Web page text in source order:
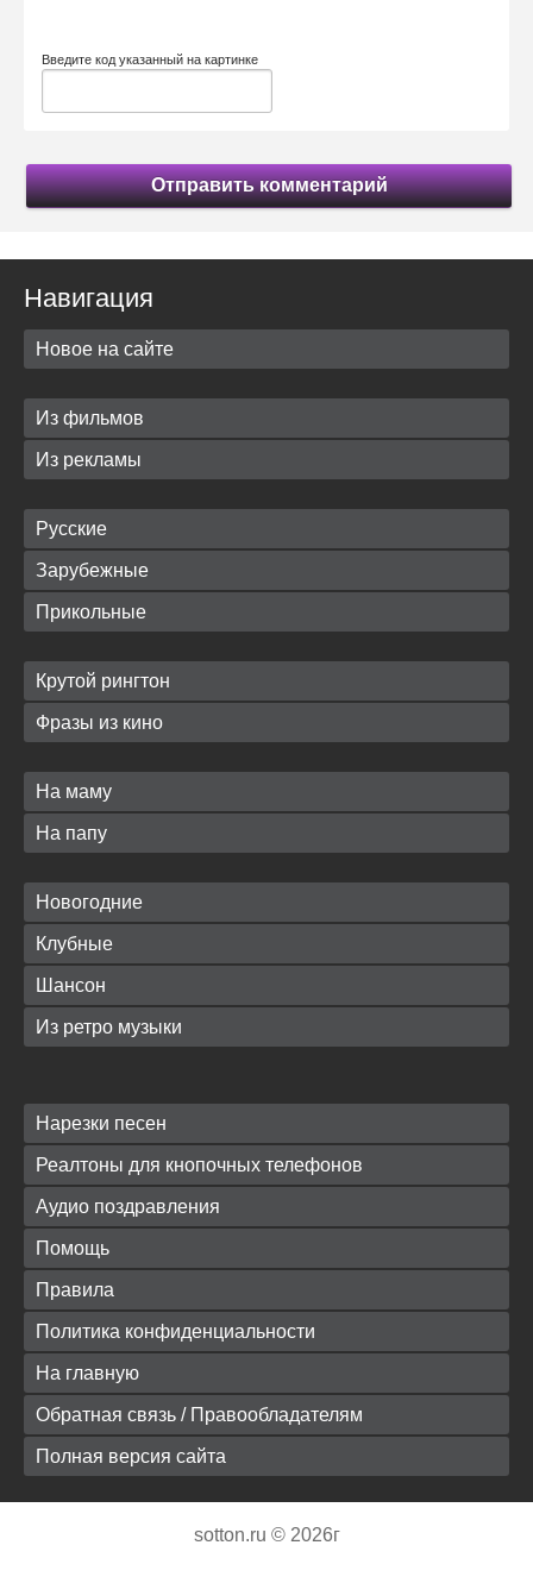
Введите код указанный на картинке
Отправить комментарий
Навигация
Новое на сайте
Из фильмов
Из рекламы
Русские
Зарубежные
Прикольные
Крутой рингтон
Фразы из кино
На маму
На папу
Новогодние
Клубные
Шансон
Из ретро музыки
Нарезки песен
Реалтоны для кнопочных телефонов
Аудио поздравления
Помощь
Правила
Политика конфиденциальности
На главную
Обратная связь / Правообладателям
Полная версия сайта
sotton.ru © 2026г